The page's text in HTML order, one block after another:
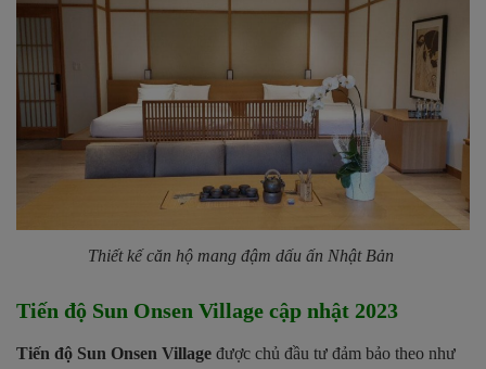
Thiết kế căn hộ mang đậm dấu ấn Nhật Bản
Tiến độ Sun Onsen Village cập nhật 2023
Tiến độ Sun Onsen Village được chủ đầu tư đảm bảo theo như